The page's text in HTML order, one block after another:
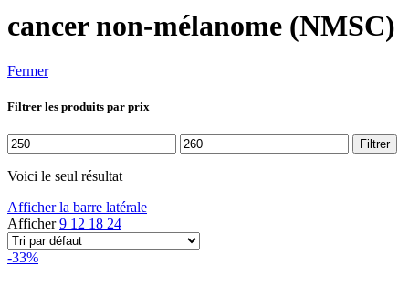
cancer non-mélanome (NMSC)
Fermer
Filtrer les produits par prix
Prix
min
Prix
max
Filtrer
Voici le seul résultat
Afficher la barre latérale
Afficher9 12 18 24
-33%